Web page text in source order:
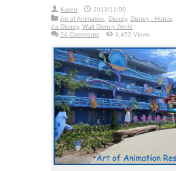
Karen
2013/11/09
Art of Animation, Disney, Disney - Hotéis,
da Disney, Walt Disney World
24 Comments
3,452 Views